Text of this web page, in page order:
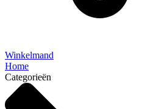
Winkelmand
Home
Categorieën